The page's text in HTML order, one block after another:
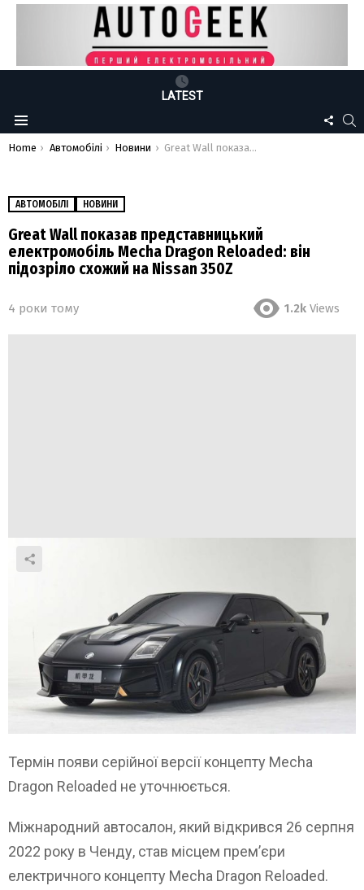
LATEST
Menu
US
You are here:
Home Автомобілі Новини Great Wall показав представницький електромобіль Mecha Dragon Reloaded: він підозріло схожий на Nissan 350Z
АВТОМОБІЛІ НОВИНИ
Great Wall показав представницький
електромобіль Mecha Dragon Reloaded: він
підозріло схожий на Nissan 350Z
4 роки тому 1.2k Views
Термін появи серійної версії концепту Mecha
Dragon Reloaded не уточнюється.
Міжнародний автосалон, який відкрився 26 серпня
2022 року в Ченду, став місцем прем’єри
електричного концепту Mecha Dragon Reloaded.